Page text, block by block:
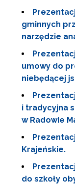
gminnych
narzędzie
umowy do
niebędącej
i tradycyjna
w Radowie
Krajeńskie.
do szkoły